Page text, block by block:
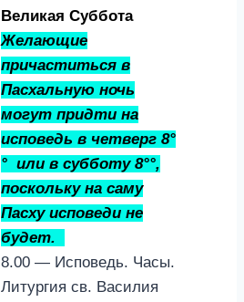
Великая Суббота
Желающие
причаститься в
Пасхальную ночь
могут придти на
исповедь в четверг 8°
° или в субботу 8°°,
поскольку на саму
Пасху исповеди не
будет.
8.00 — Исповедь. Часы.
Литургия св. Василия